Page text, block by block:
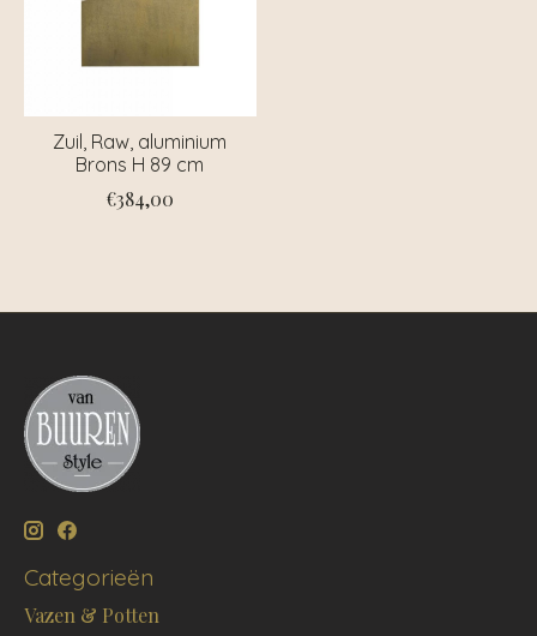
Zuil, Raw, aluminium
Brons H 89 cm
€384,00
Categorieën
Vazen & Potten